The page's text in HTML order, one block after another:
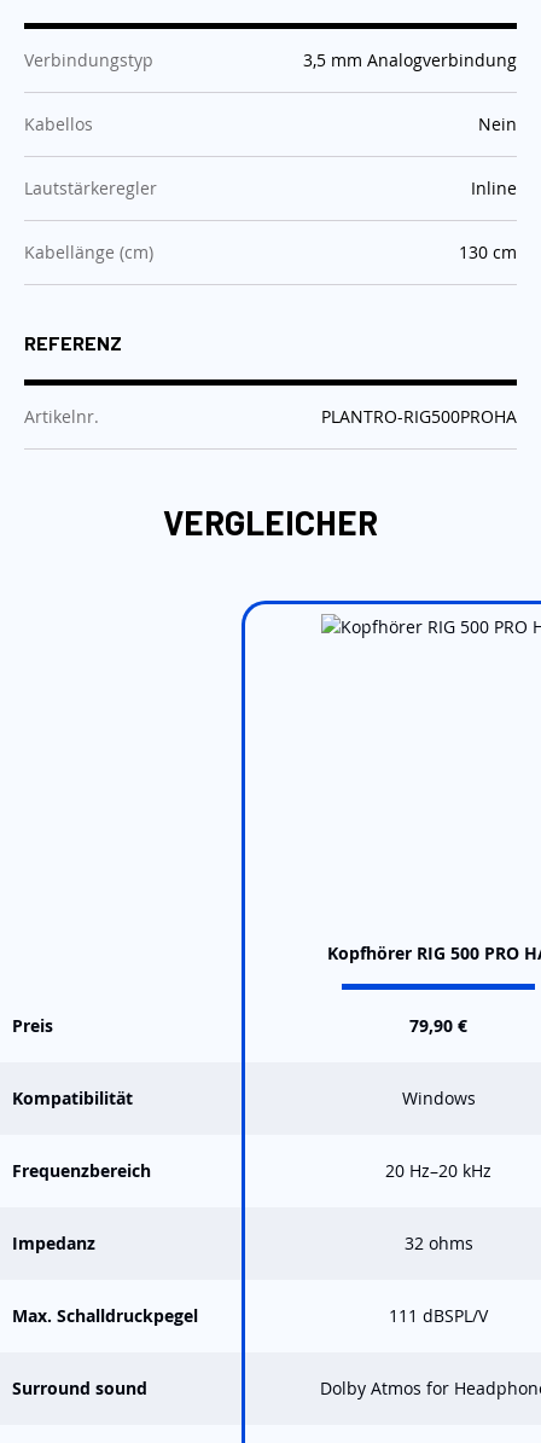
Verbindungstyp :3,5 mm Analogverbindung
Kabellos :Nein
Lautstärkeregler :Inline
Kabellänge (cm) :130 cm
REFERENZ
Artikelnr. :PLANTRO-RIG500PROHA
VERGLEICHER
Kopfhörer RIG 500 PRO
Preis 79,90 €
Kompatibilität Windows
Frequenzbereich 20 Hz–20 kHz
Impedanz 32 ohms
Max. Schalldruckpegel 111 dBSPL/V
Surround sound Dolby Atmos for